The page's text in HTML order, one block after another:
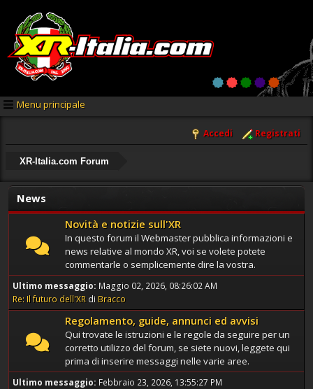
Menu principale
Accedi Registrati
XR-Italia.com Forum
News
Novità e notizie sull'XR
In questo forum il Webmaster pubblica informazioni e
news relative al mondo XR, voi se volete potete
commentarle o semplicemente dire la vostra.
Ultimo messaggio: Maggio 02, 2026, 08:26:02 AM
Re: Il futuro dell'XR di Bracco
Regolamento, guide, annunci ed avvisi
Qui trovate le istruzioni e le regole da seguire per un
corretto utilizzo del forum, se siete nuovi, leggete qui
prima di inserire messaggi nelle varie aree.
Ultimo messaggio: Febbraio 23, 2026, 13:55:27 PM